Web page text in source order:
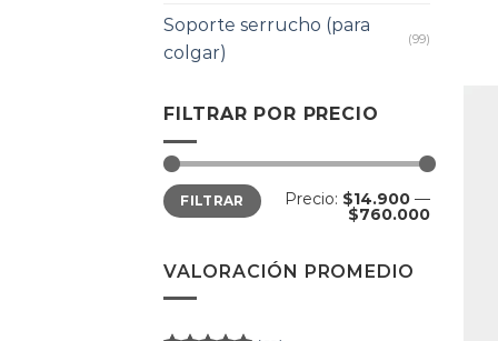
Soporte serrucho (para
colgar)
(99)
FILTRAR POR PRECIO
FILTRAR Precio: $14.900 —
$760.000
VALORACIÓN PROMEDIO